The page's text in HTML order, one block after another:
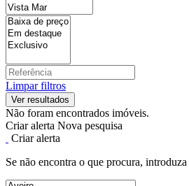
Limpar filtros
Não foram encontrados imóveis.
Criar alerta Nova pesquisa
Criar alerta
Se não encontra o que procura,